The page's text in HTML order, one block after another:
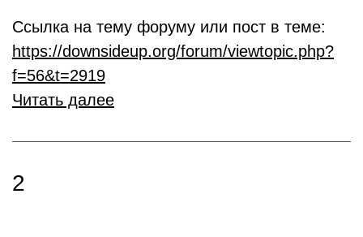
Ссылка на тему форуму или пост в теме:
https://downsideup.org/forum/viewtopic.php?
f=56&t=2919
Читать далее
2